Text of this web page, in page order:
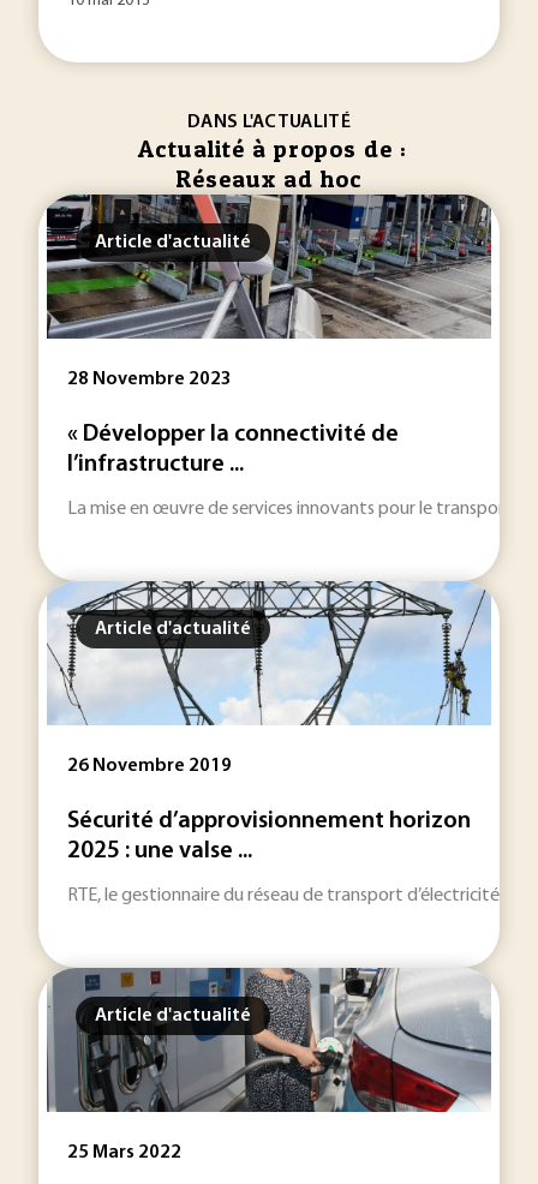
DANS L'ACTUALITÉ
Actualité à propos de :
Réseaux ad hoc
Article d'actualité
28 Novembre 2023
« Développer la connectivité de
l’infrastructure ...
La mise en œuvre de services innovants pour le transport
Article d'actualité
26 Novembre 2019
Sécurité d’approvisionnement horizon
2025 : une valse ...
RTE, le gestionnaire du réseau de transport d’électricité
Article d'actualité
25 Mars 2022